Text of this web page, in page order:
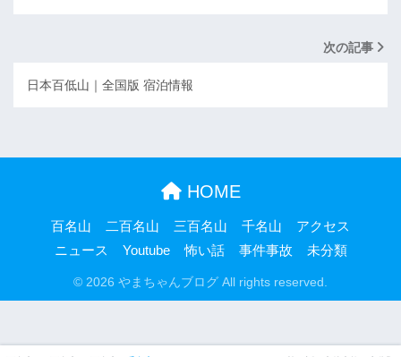
次の記事
日本百低山｜全国版 宿泊情報
HOME
百名山 二百名山 三百名山 千名山
アクセス
ニュース
Youtube 怖い話 事件事故 未分類
© 2026 やまちゃんブログ All rights reserved.